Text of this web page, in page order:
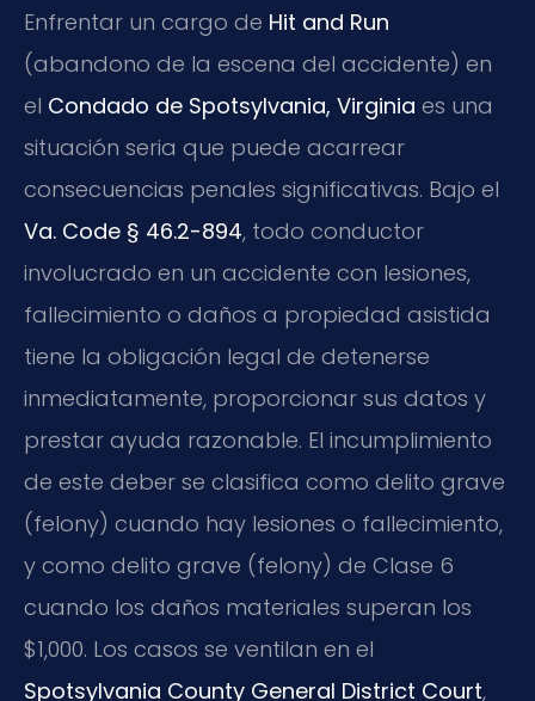
Enfrentar un cargo de Hit and Run
(abandono de la escena del accidente) en
el Condado de Spotsylvania, Virginia es una
situación seria que puede acarrear
consecuencias penales significativas. Bajo el
Va. Code § 46.2-894, todo conductor
involucrado en un accidente con lesiones,
fallecimiento o daños a propiedad asistida
tiene la obligación legal de detenerse
inmediatamente, proporcionar sus datos y
prestar ayuda razonable. El incumplimiento
de este deber se clasifica como delito grave
(felony) cuando hay lesiones o fallecimiento,
y como delito grave (felony) de Clase 6
cuando los daños materiales superan los
$1,000. Los casos se ventilan en el
Spotsylvania County General District Court,